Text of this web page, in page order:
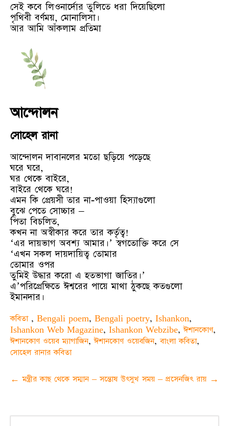
সেই কবে লিওনার্দোর তুলিতে ধরা দিয়েছিলো
পৃথিবী বর্ণময়, মোনালিসা।
আর আমি আঁকলাম প্রতিমা
আন্দোলন
সোহেল রানা
আন্দোলন দাবানলের মতো ছড়িয়ে পড়েছে
ঘরে ঘরে,
ঘর থেকে বাইরে,
বাইরে থেকে ঘরে!
এমন কি প্রেয়সী তার না-পাওয়া হিস্যাগুলো
বুঝে পেতে সোচ্চার –
পিতা বিচলিত,
কখন না অস্বীকার করে তার কর্তৃত্ব!
‘এর দায়ভাগ অবশ্য আমার।’ স্বগতোক্তি করে সে
‘এখন সকল দায়দায়িত্ব তোমার
তোমার ওপর
তুমিই উদ্ধার করো এ হতভাগা জাতির।’
এ’পরিপ্রেক্ষিতে ঈশ্বরের পায়ে মাথা ঠুকছে কতগুলো
ইমানদার।
কবিতা , Bengali poem, Bengali poetry, Ishankon,
Ishankon Web Magazine, Ishankon Webzibe,ঈশানকোণ,
ঈশানকোণ ওয়েব ম্যাগাজিন,ঈশানকোণ ওয়েবজিন,বাংলা কবিতা,
সোহেল রানার কবিতা
Post
navigation
← মন্ত্রীর কাছ থেকে সম্মান – সন্তোষ উৎসুখ সময় – প্রসেনজিৎ রায় →